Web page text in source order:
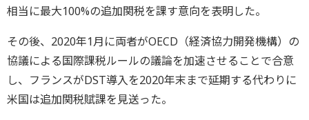
相当に最大100%の追加関税を課す意向を表明した。
その後、2020年1月に両者がOECD（経済協力開発機構）の
協議による国際課税ルールの議論を加速させることで合意
し、フランスがDST導入を2020年末まで延期する代わりに
米国は追加関税賦課を見送った。